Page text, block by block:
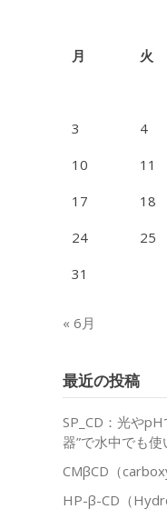
月
火
3
4
10
11
17
18
24
25
31
« 6月
最近の投稿
SP_CD：光や
器”で水中でも
CMβCD（
HP-β-CD（